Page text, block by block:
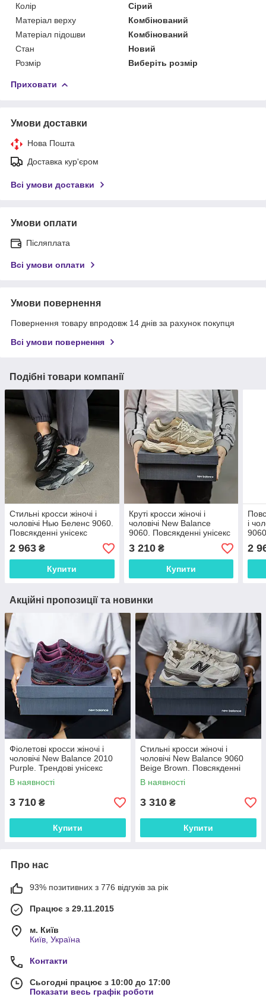
Колір
Сірий
Матеріал верху
Комбінований
Матеріал підошви
Комбінований
Стан
Новий
Розмір
Виберіть розмір
Приховати
Умови доставки
Нова Пошта
Доставка кур'єром
Всі умови доставки
Умови оплати
Післяплата
Всі умови оплати
Умови повернення
Повернення товару впродовж 14 днів за рахунок покупця
Всі умови повернення
Подібні товари компанії
Стильні кросси жіночі і
чоловічі Нью Беленс 9060.
Повсякденні унісекс
кроссівки New Balance
9060.
2 963 ₴
Купити
Круті кросси жіночі і
чоловічі New Balance
9060. Повсякденні унісекс
кроссівки Нью Беленс
9060.
3 210₴
Купити
і
2
Акційні пропозиції та новинки
Фіолетові кросси жіночі і
чоловічі New Balance 2010
Purple. Трендові унісекс
кроссівки Нью Беленс 2010.
В наявності
3 710 ₴
Купити
Стильні кросси жіночі і
чоловічі New Balance 9060
Beige Brown. Повсякденні
унісекс кроссівки Нью Беленс
9060.
В наявності
3 310 ₴
Купити
Про нас
93% позитивних з 776 відгуків за рік
Працює з 29.11.2015
м. Київ
Київ, Україна
Контакти
Сьогодні працює з 10:00 до 17:00
Показати весь графік роботи